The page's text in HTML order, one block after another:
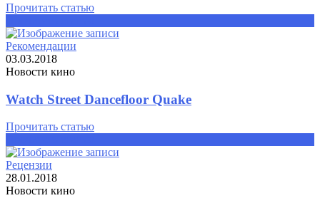
Прочитать статью
Рекомендации
03.03.2018
Новости кино
Watch Street Dancefloor Quake
Прочитать статью
Рецензии
28.01.2018
Новости кино